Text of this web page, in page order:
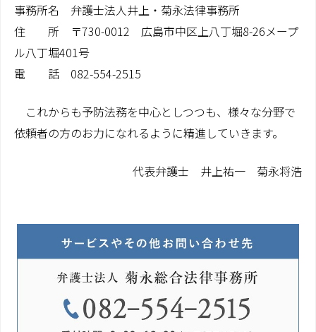
事務所名 弁護士法人井上・菊永法律事務所
住 所 〒730-0012 広島市中区上八丁堀8-26メープ
ル八丁堀401号
電 話 082-554-2515
これからも予防法務を中心としつつも、様々な分野で
依頼者の方のお力になれるように精進していきます。
代表弁護士 井上祐一 菊永将浩
家族信託（民事信託）
コンプライアンス（法令等遵守）
費用のご案内
コラム
相続関係コラム
お問い合わせ